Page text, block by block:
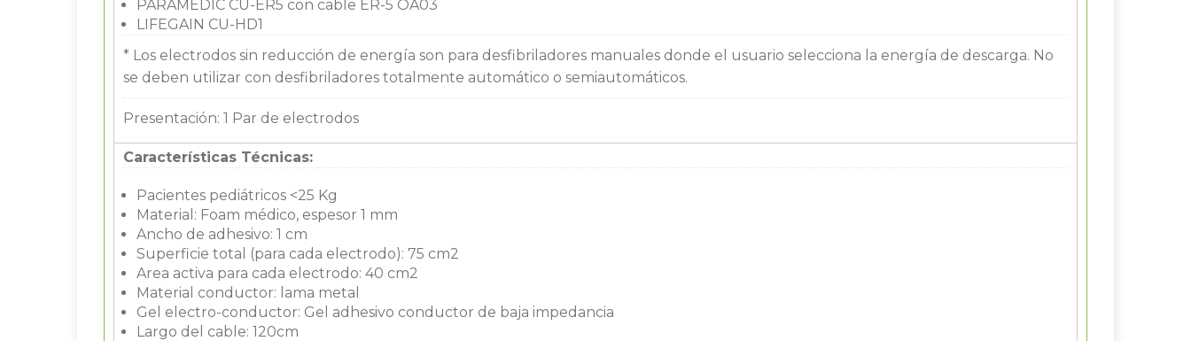
PARAMEDIC CU-ER5 con cable ER-5 OA03
LIFEGAIN CU-HD1
* Los electrodos sin reducción de energía son para desfibriladores manuales donde el usuario selecciona la energía de descarga. No
se deben utilizar con desfibriladores totalmente automático o semiautomáticos.
Presentación: 1 Par de electrodos
Características Técnicas:
Pacientes pediátricos <25 Kg
Material: Foam médico, espesor 1 mm
Ancho de adhesivo: 1 cm
Superficie total (para cada electrodo): 75 cm2
Area activa para cada electrodo: 40 cm2
Material conductor: lama metal
Gel electro-conductor: Gel adhesivo conductor de baja impedancia
Largo del cable: 120cm